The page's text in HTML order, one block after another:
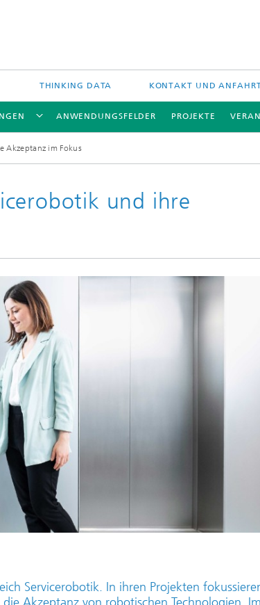
THINKING DATA KONTAKT UND
ANWENDUNGSFELDER PROJEKTE
Akzeptanz im Fokus
und ihre
Servicerobotik. In ihren Projekten